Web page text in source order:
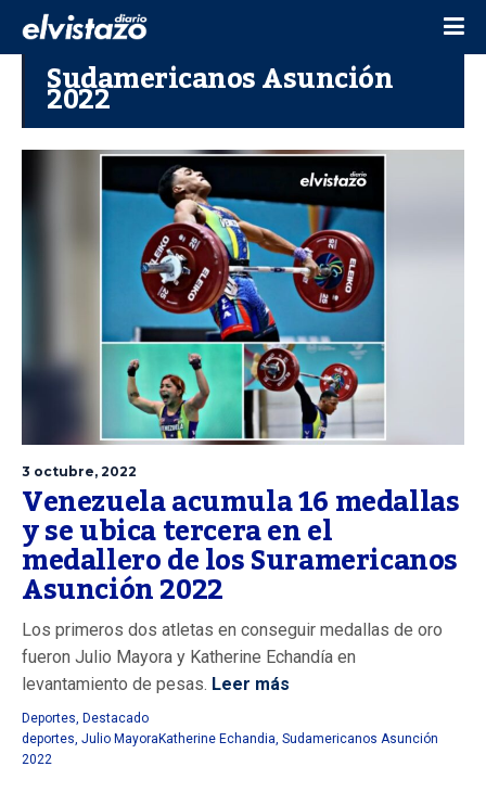
Sudamericanos Asunción
2022
3 octubre, 2022
Venezuela acumula 16 medallas
y se ubica tercera en el
medallero de los Suramericanos
Asunción 2022
Los primeros dos atletas en conseguir medallas de oro
fueron Julio Mayora y Katherine Echandía en
levantamiento de pesas. Leer más
Deportes, Destacado
deportes, Julio MayoraKatherine Echandia, Sudamericanos Asunción
2022